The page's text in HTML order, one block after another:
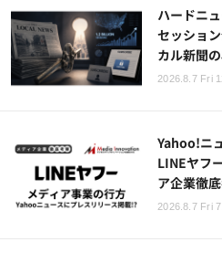
ハードニ
セッショ
カル新聞
2026.8.7 Fri
Yahoo!ニ
LINEヤフ
ア企業徹底
2026.8.7 Fri